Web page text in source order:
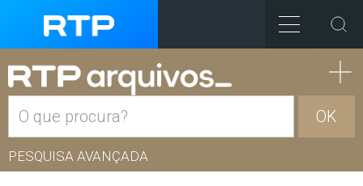
OK
PESQUISA AVANÇADA